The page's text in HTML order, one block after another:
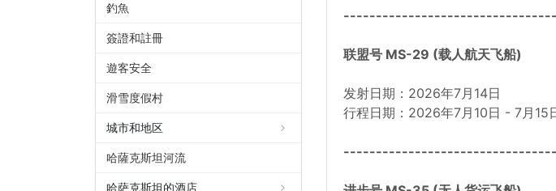
釣魚
簽證和註冊
遊客安全
滑雪度假村
城市和地区
哈薩克斯坦河流
哈萨克斯坦的酒店
联盟号 MS-29 (载人航天飞船)
发射日期：2026年7月14日
行程日期：2026年7月10日 - 7月15